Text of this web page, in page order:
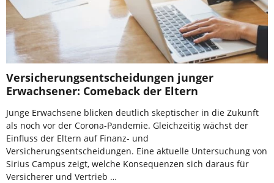
Versicherungsentscheidungen junger
Erwachsener: Comeback der Eltern
Junge Erwachsene blicken deutlich skeptischer in die Zukunft
als noch vor der Corona-Pandemie. Gleichzeitig wächst der
Einfluss der Eltern auf Finanz- und
Versicherungsentscheidungen. Eine aktuelle Untersuchung von
Sirius Campus zeigt, welche Konsequenzen sich daraus für
Versicherer und Vertrieb …